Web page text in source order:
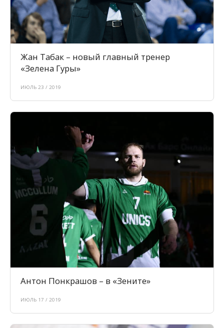
Жан Табак – новый главный тренер
«Зелена Гуры»
ИЮЛЬ 23 / 2019
Антон Понкрашов – в «Зените»
ИЮЛЬ 17 / 2019